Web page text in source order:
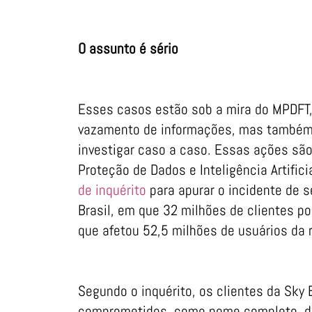
O assunto é sério
Esses casos estão sob a mira do
vazamento de informações, mas
investigar caso a caso. Essas ações
Proteção de Dados e Inteligência
de inquérito para apurar o incidente de
Brasil, em que 32 milhões de clientes
que afetou 52,5 milhões de usuários da
Segundo o inquérito, os clientes da